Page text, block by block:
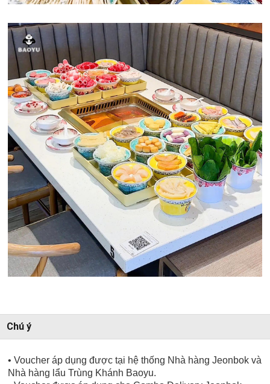
Chú ý
• Voucher áp dụng được tại hệ thống Nhà hàng Jeonbok và
Nhà hàng lẩu Trùng Khánh Baoyu.